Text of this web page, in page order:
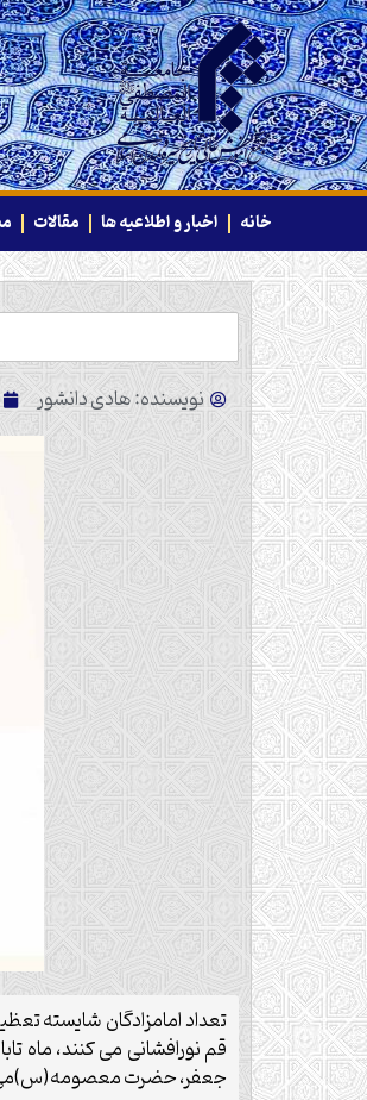
خانه اخبار و اطلاعیه ها مقالات
نویسنده: هادی دانشور
تعداد امامزادگان شایسته
قم نورافشانی می کنند، ماه
جعفر، حضرت